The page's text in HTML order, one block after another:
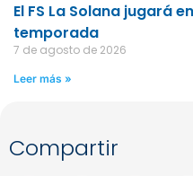
El FS La Solana jugará
temporada
7 de agosto de 2026
Leer más »
Compartir